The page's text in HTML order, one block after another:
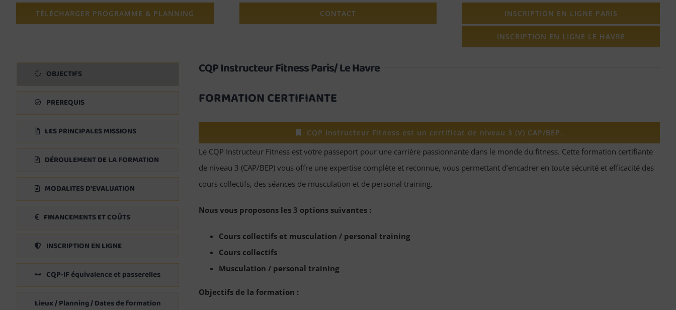
TÉLÉCHARGER PROGRAMME & PLANNING CONTACT INSCRIPTION EN LIGNE PARIS
INSCRIPTION EN LIGNE LE HAVRE
OBJECTIFS
PREREQUIS
LES PRINCIPALES MISSIONS
DÉROULEMENT DE LA FORMATION
MODALITES D'EVALUATION
FINANCEMENTS ET COÛTS
INSCRIPTION EN LIGNE
CQP-IF équivalence et passerelles
Lieux / Planning / Dates de formation
CQP Instructeur Fitness Paris/ Le Havre
FORMATION CERTIFIANTE
CQP Instructeur Fitness est un certificat de niveau 3 (V) CAP/BEP.
Le CQP Instructeur Fitness est votre passeport pour une carrière passionnante dans le monde du fitness. Cette formation certifiante
de niveau 3 (CAP/BEP) vous offre une expertise complète et reconnue, vous permettant d’encadrer en toute sécurité et efficacité des
cours collectifs, des séances de musculation et de personal training.
Nous vous proposons les 3 options suivantes :
Cours collectifs et musculation / personal training
Cours collectifs
Musculation / personal training
Objectifs de la formation :